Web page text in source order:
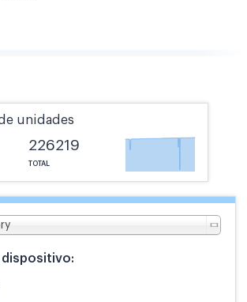
unidades
226219
TOTAL
dispositivo: